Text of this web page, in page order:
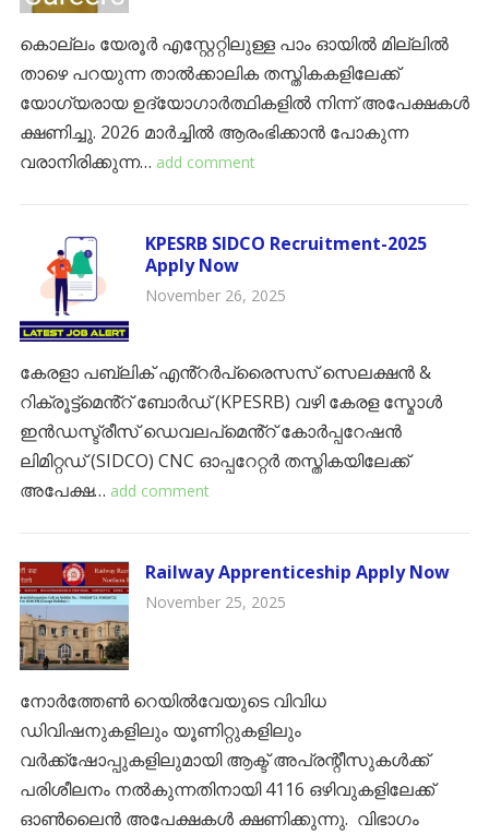
കൊല്ലം യേരൂർ എസ്റ്റേറ്റിലുള്ള പാം ഓയിൽ മില്ലിൽ
താഴെ പറയുന്ന താൽക്കാലിക തസ്തികകളിലേക്ക്
യോഗ്യരായ ഉദ്യോഗാർത്ഥികളിൽ നിന്ന് അപേക്ഷകൾ
ക്ഷണിച്ചു. 2026 മാർച്ചിൽ ആരംഭിക്കാൻ പോകുന്ന
വരാനിരിക്കുന്ന… add comment
KPESRB SIDCO Recruitment-2025
Apply Now
November 26, 2025
കേരളാ പബ്ലിക് എൻ്റർപ്രൈസസ് സെലക്ഷൻ &
റിക്രൂട്ട്‌മെൻ്റ് ബോർഡ് (KPESRB) വഴി കേരള സ്മോൾ
ഇൻഡസ്ട്രീസ് ഡെവലപ്‌മെൻ്റ് കോർപ്പറേഷൻ
ലിമിറ്റഡ് (SIDCO) CNC ഓപ്പറേറ്റർ തസ്തികയിലേക്ക്
അപേക്ഷ… add comment
Railway Apprenticeship Apply Now
November 25, 2025
നോർത്തേൺ റെയിൽവേയുടെ വിവിധ
ഡിവിഷനുകളിലും യൂണിറ്റുകളിലും
വർക്ക്‌ഷോപ്പുകളിലുമായി ആക്ട് അപ്രന്റീസുകൾക്ക്
പരിശീലനം നൽകുന്നതിനായി 4116 ഒഴിവുകളിലേക്ക്
ഓൺലൈൻ അപേക്ഷകൾ ക്ഷണിക്കുന്നു. വിഭാഗം